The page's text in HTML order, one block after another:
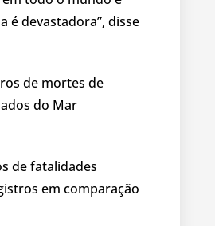
é devastadora”, disse
de mortes de
do Mar
de fatalidades
em comparação